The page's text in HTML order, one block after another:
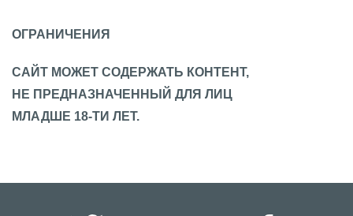
ОГРАНИЧЕНИЯ
САЙТ МОЖЕТ СОДЕРЖАТЬ КОНТЕНТ,
НЕ ПРЕДНАЗНАЧЕННЫЙ ДЛЯ ЛИЦ
МЛАДШЕ 18-ТИ ЛЕТ.